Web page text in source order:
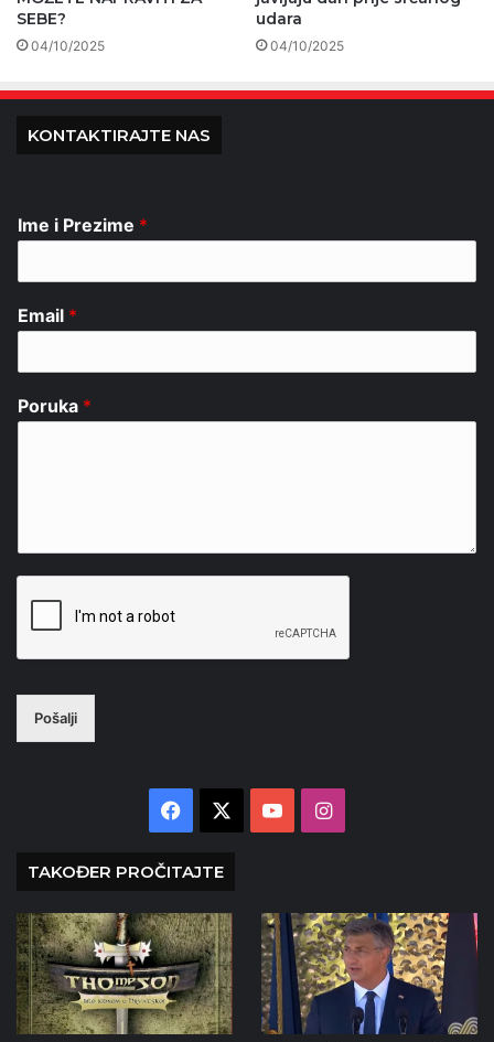
SEBE?
04/10/2025
udara
04/10/2025
KONTAKTIRAJTE NAS
Ime i Prezime *
Email *
Poruka *
Pošalji
Facebook YouTubeInstagram
TAKOĐER PROČITAJTE